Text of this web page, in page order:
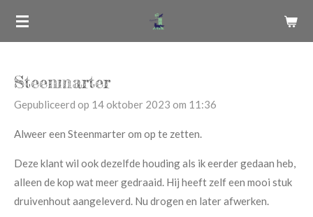
Ga
hoofdinhoud
Steenmarter
Gepubliceerd op 14 oktober 2023 om 11:36
Alweer een Steenmarter om op te zetten.
Deze klant wil ook dezelfde houding als ik eerder gedaan heb,
alleen de kop wat meer gedraaid. Hij heeft zelf een mooi stuk
druivenhout aangeleverd. Nu drogen en later afwerken.